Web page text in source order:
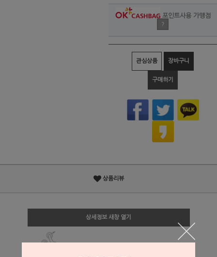
포인트사용 가맹점
?
관심상품 장바구니
구매하기
상품리뷰
상세정보 새창 열기